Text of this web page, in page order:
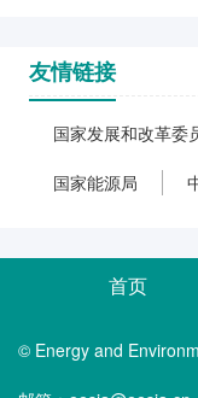
友情链接
国家发展和改革委
国家能源局
首页
© Energy and